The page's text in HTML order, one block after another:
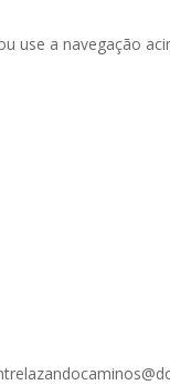
use a navegação